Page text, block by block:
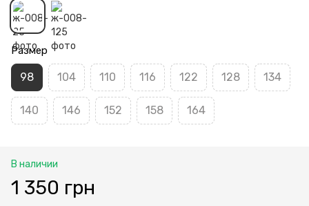
Размер
98 104 110 116 122 128 134
140 146 152 158 164
В наличии
1 350 грн